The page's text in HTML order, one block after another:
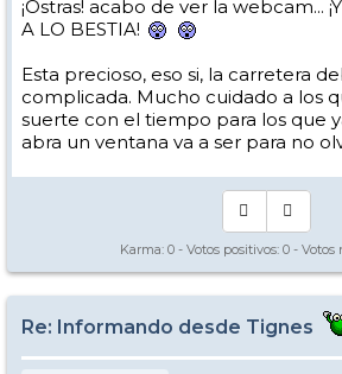
¡Ostras! acabo de ver la webcam...
A LO BESTIA!
Esta precioso, eso si, la carretera
complicada. Mucho cuidado a los
suerte con el tiempo para los que
abra un ventana va a ser para no
Karma: 0 - Votos positivos: 0 - Votos
Re: Informando desde Tignes